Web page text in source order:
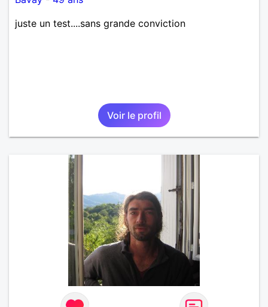
juste un test....sans grande conviction
Voir le profil